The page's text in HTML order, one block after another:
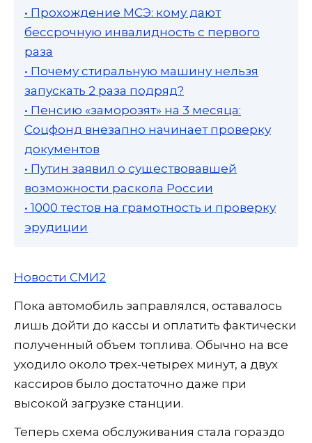
• Прохождение МСЭ: кому дают
бессрочную инвалидность с первого
раза
• Почему стиральную машину нельзя
запускать 2 раза подряд?
• Пенсию «заморозят» на 3 месяца:
Соцфонд внезапно начинает проверку
документов
• Путин заявил о существовавшей
возможности раскола России
• 1000 тестов на грамотность и проверку
эрудиции
Новости СМИ2
Пока автомобиль заправлялся, оставалось
лишь дойти до кассы и оплатить фактически
полученный объем топлива. Обычно на все
уходило около трех-четырех минут, а двух
кассиров было достаточно даже при
высокой загрузке станции.
Теперь схема обслуживания стала гораздо